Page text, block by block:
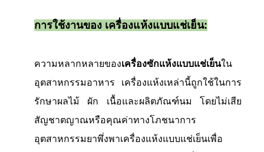
การใช้งานของ เครื่องแห้งแบบแช่เย็น:
ความหลากหลายของเครื่องซักแห้งแบบแช่เย็นใน
อุตสาหกรรมอาหาร เครื่องแห้งเหล่านี้ถูกใช้ในการ
รักษาผลไม้ ผัก เนื้อและผลิตภัณฑ์นม โดยไม่เสีย
สัญชาตญาณหรือคุณค่าทางโภชนาการ
อุตสาหกรรมยาพึ่งพาเครื่องแห้งแบบแช่เย็นเพื่อ